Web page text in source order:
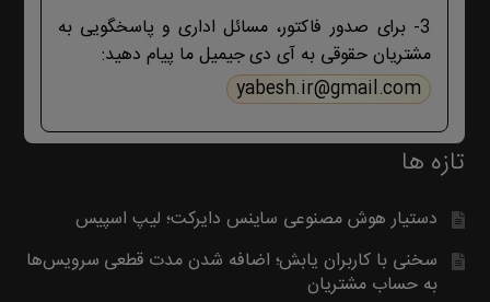
3- برای صدور فاکتور، مسائل اداری و پاسخگویی به
مشتریان حقوقی به آی دی جیمیل ما پیام دهید:
yabesh.ir@gmail.com
تازه ها
دستیار هوش مصنوعی ساینس دایرکت؛ لیپ اسپیس
سخنی با کاربران یابش؛ اضافه شدن مدت قطعی سرویس‌ها
به حساب مشتریان